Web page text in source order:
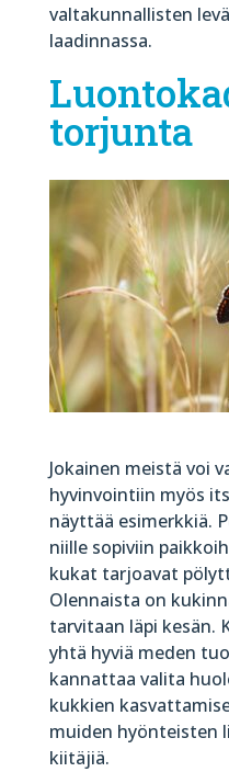
valtakunnallisten
laadinnassa.
torjunta
Jokainen meistä voi
hyvinvointiin myös
näyttää esimerkkiä.
niille sopiviin
kukat tarjoavat
Olennaista on
tarvitaan läpi kesän.
yhtä hyviä meden
kannattaa valita
kukkien
muiden hyönteisten
kiitäjiä.